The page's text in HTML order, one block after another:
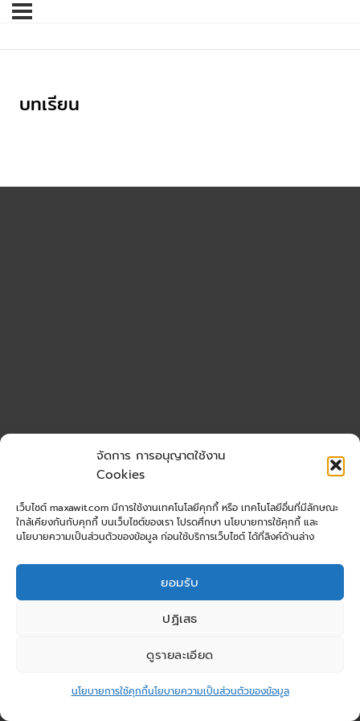
จัดการ การอนุญาตใช้งาน
Cookies
เว็บไซต์ maxawit.com มีการใช้งานเทคโนโลยีคุกกี้ หรือ เทคโนโลยีอื่นที่มีลักษณะ
ใกล้เคียงกันกับคุกกี้ บนเว็บไซต์ของเรา โปรดศึกษา นโยบายการใช้คุกกี้ และ
นโยบายความเป็นส่วนตัวของข้อมูล ก่อนใช้บริการเว็บไซต์ ได้ที่ลิงค์ด้านล่าง
ยอมรับ
ปฏิเสธ
ดูรายละเอียด
นโยบายการใช้คุกกี้นโยบายความเป็นส่วนตัวของข้อมูล
บทเรียน